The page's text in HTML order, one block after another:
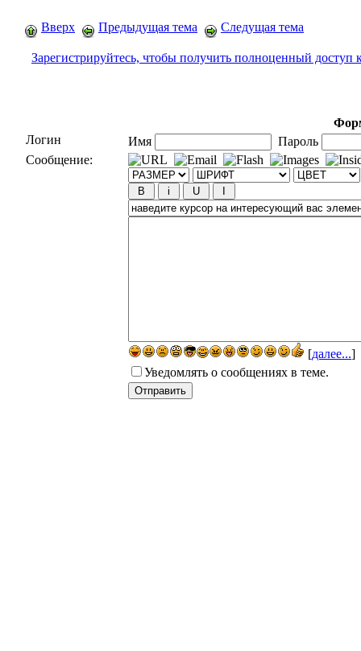
Вверх Предыдущая тема Следущая тема
Зарегистрируйтесь, чтобы получить полноценный доступ
Логин
Имя
Пароль
Сообщение:
[далее...]
Уведомлять о сообщениях в теме.